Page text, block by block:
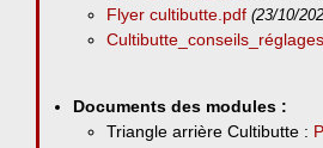
Flyer cultibutte.pdf (23/10/
Documents des modules :
Triangle arrière Cultibutte :